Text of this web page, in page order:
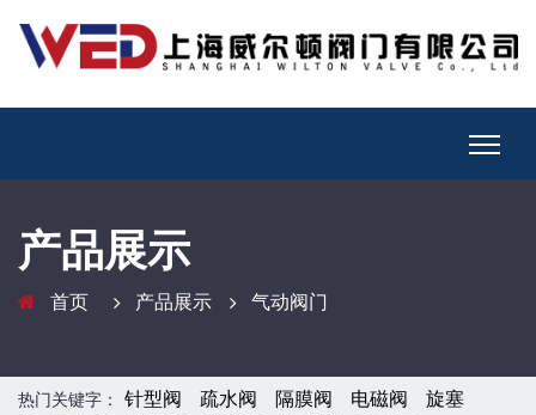
产品展示
首页 产品展示 气动阀门
热门关键字： 针型阀 疏水阀 隔膜阀 电磁阀
旋塞